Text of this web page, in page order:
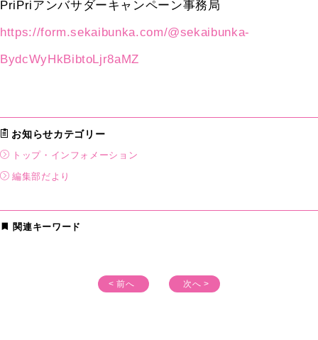
PriPriアンバサダーキャンペーン事務局
https://form.sekaibunka.com/@sekaibunka-
BydcWyHkBibtoLjr8aMZ
お知らせカテゴリー
トップ・インフォメーション
編集部だより
関連キーワード
< 前へ 次へ >